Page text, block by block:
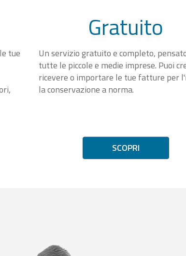
tue
Gratuito
Un servizio gratuito e completo,
tutte le piccole e medie imprese. Puoi
ricevere o importare le tue fatture per
la conservazione a norma.
SCOPRI